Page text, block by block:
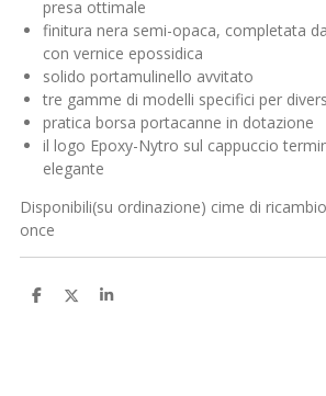
presa ottimale
finitura nera semi-opaca, completata
con vernice epossidica
solido portamulinello avvitato
tre gamme di modelli specifici per
pratica borsa portacanne in dotazione
il logo Epoxy-Nytro sul cappuccio
elegante
Disponibili(su ordinazione) cime di
once
C
C
C